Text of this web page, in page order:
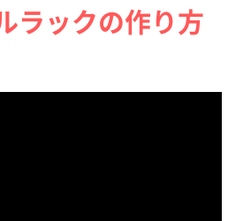
ラックの作り方